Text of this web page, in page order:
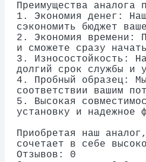
Преимущества аналога
1. Экономия денег:
сэкономить бюджет
2. Экономия времени:
и сможете сразу
3. Износостойкость:
долгий срок службы и
4. Пробный образец:
соответствии вашим
5. Высокая
установку и надежное
Приобретая наш
сочетает в себе
Отзывов: 0